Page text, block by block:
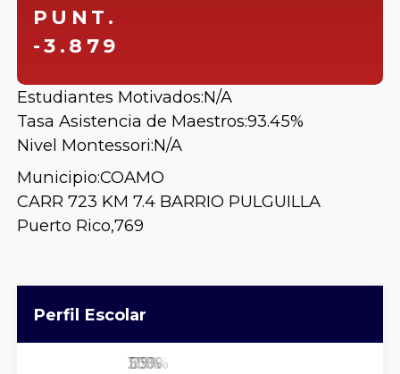
PUNT.
-3.879
Estudiantes Motivados:N/A
Tasa Asistencia de Maestros:93.45%
Nivel Montessori:N/A
Municipio:COAMO
CARR 723 KM 7.4 BARRIO PULGUILLA
Puerto Rico,769
Perfil Escolar
0%
25%
50%
75%
100%